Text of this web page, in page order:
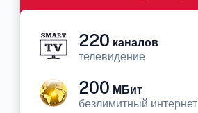
220 каналов
телевидение
200 МБит
безлимитный интернет